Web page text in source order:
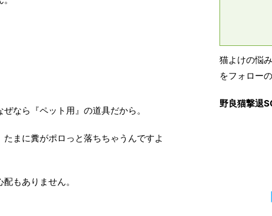
なら『ペット用』の道具だから。
まに糞がポロっと落ちちゃうんですよ
もありません。
猫よけの悩
をフォロー
野良猫撃退